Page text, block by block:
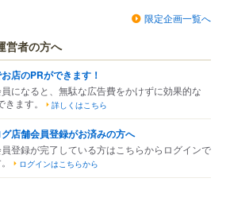
限定企画一覧へ
営者の方へ
店のPRができます！
員になると、無駄な広告費をかけずに効果的な
きます。
詳しくはこちら
店舗会員登録がお済みの方へ
登録が完了している方はこちらからログインで
ログインはこちらから